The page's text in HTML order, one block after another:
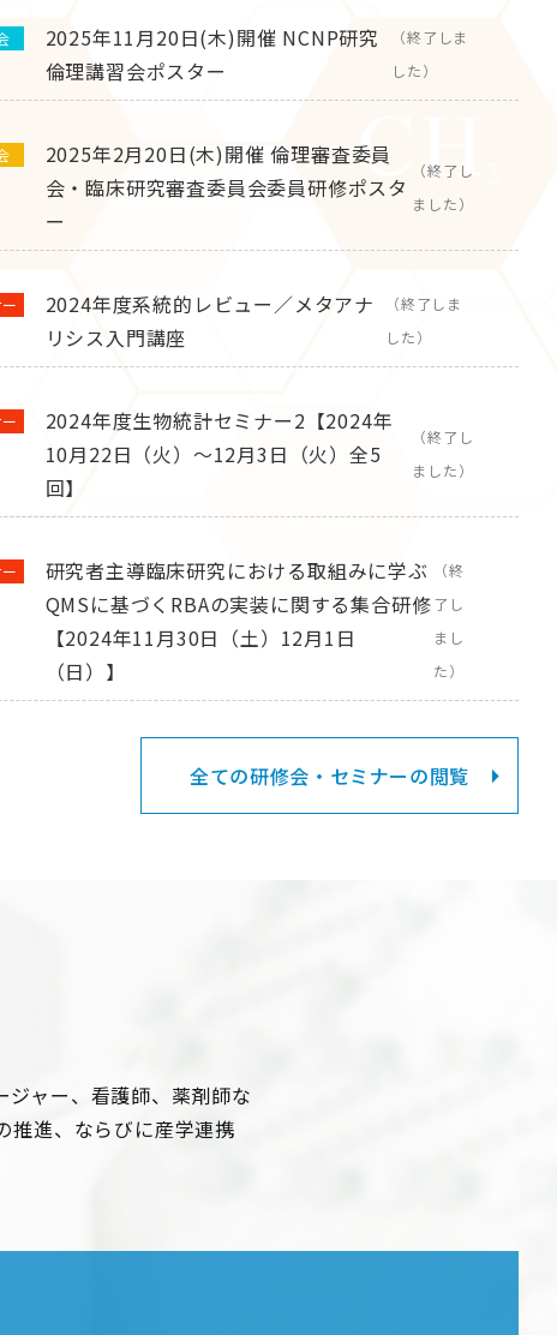
2025年11月20日(木)開催 NCNP研究
倫理講習会ポスター
（終了しま
した）
2025年2月20日(木)開催 倫理審査委員
会・臨床研究審査委員会委員研修ポスタ
ー
（終了し
ました）
2024年度系統的レビュー／メタアナ
リシス入門講座
（終了しま
した）
2024年度生物統計セミナー2【2024年
10月22日（火）～12月3日（火）全5
回】
（終了し
ました）
研究者主導臨床研究における取組みに学ぶ
QMSに基づくRBAの実装に関する集合研修
【2024年11月30日（土）12月1日
（日）】
（終
了し
まし
た）
全ての研修会・セミナーの閲覧
ャー、看護師、薬剤師な
推進、ならびに産学連携